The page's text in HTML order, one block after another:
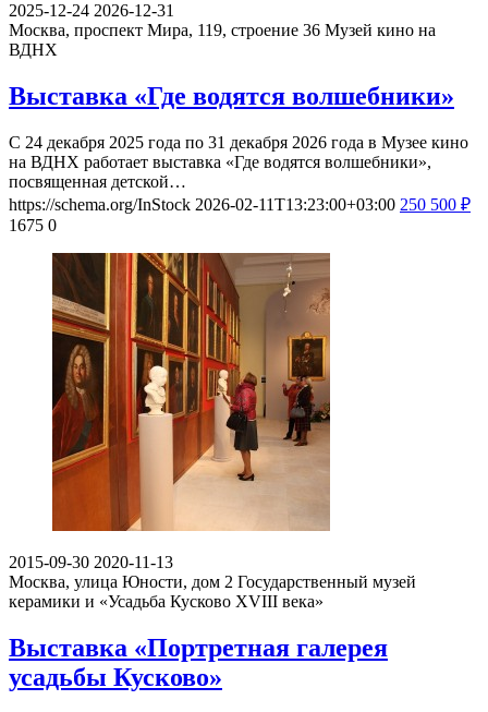
2025-12-24 2026-12-31
Москва, проспект Мира, 119, строение 36 Музей кино на
ВДНХ
Выставка «Где водятся волшебники»
С 24 декабря 2025 года по 31 декабря 2026 года в Музее кино
на ВДНХ работает выставка «Где водятся волшебники»,
посвященная детской…
https://schema.org/InStock 2026-02-11T13:23:00+03:00 250 500 ₽
1675 0
2015-09-30 2020-11-13
Москва, улица Юности, дом 2 Государственный музей
керамики и «Усадьба Кусково XVIII века»
Выставка «Портретная галерея
усадьбы Кусково»